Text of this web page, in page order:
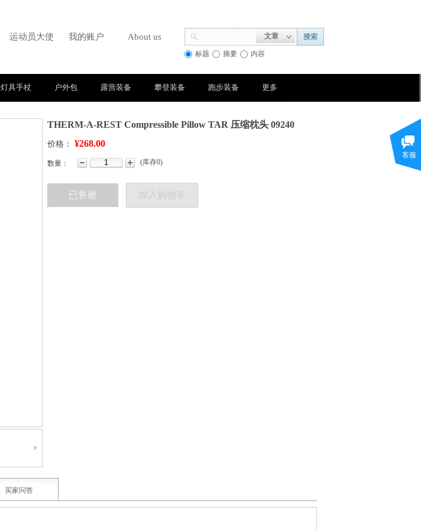
文章 搜索
标题 摘要 内容
运动员大使 我的账户 About us
THERM-A-REST Compressible Pillow TAR 压缩枕头 09240
价格： ¥268.00
数量： (库存0)
已售罄 加入购物车
买家问答
灯具手杖 户外包 露营装备 攀登装备 跑步装备 更多
客服